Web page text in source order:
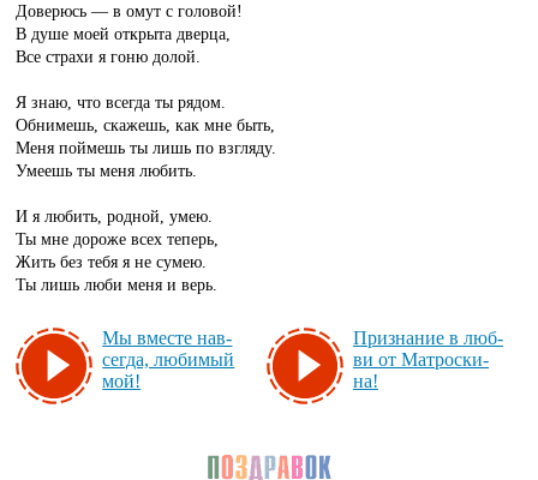
Доверюсь — в омут с головой!
В душе моей открыта дверца,
Все страхи я гоню долой.
Я знаю, что всегда ты рядом.
Обнимешь, скажешь, как мне быть,
Меня поймешь ты лишь по взгляду.
Умеешь ты меня любить.
И я любить, родной, умею.
Ты мне дороже всех теперь,
Жить без тебя я не сумею.
Ты лишь люби меня и верь.
Мы вмес­те нав­
сег­да, лю­би­мый
мой!
Приз­на­ние в люб­
ви от Мат­рос­ки­
на!